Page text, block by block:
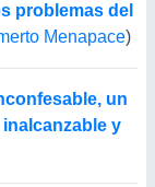
problemas del
Menapace)
un
y